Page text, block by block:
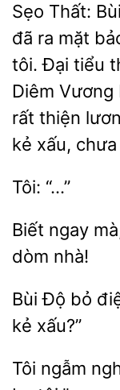
Sẹo Thất:
đã ra mặt
tôi. Đại tiểu
Diêm Vương
rất thiện
kẻ xấu,
Biết ngay
dòm
Bùi Độ
kẻ
Tôi